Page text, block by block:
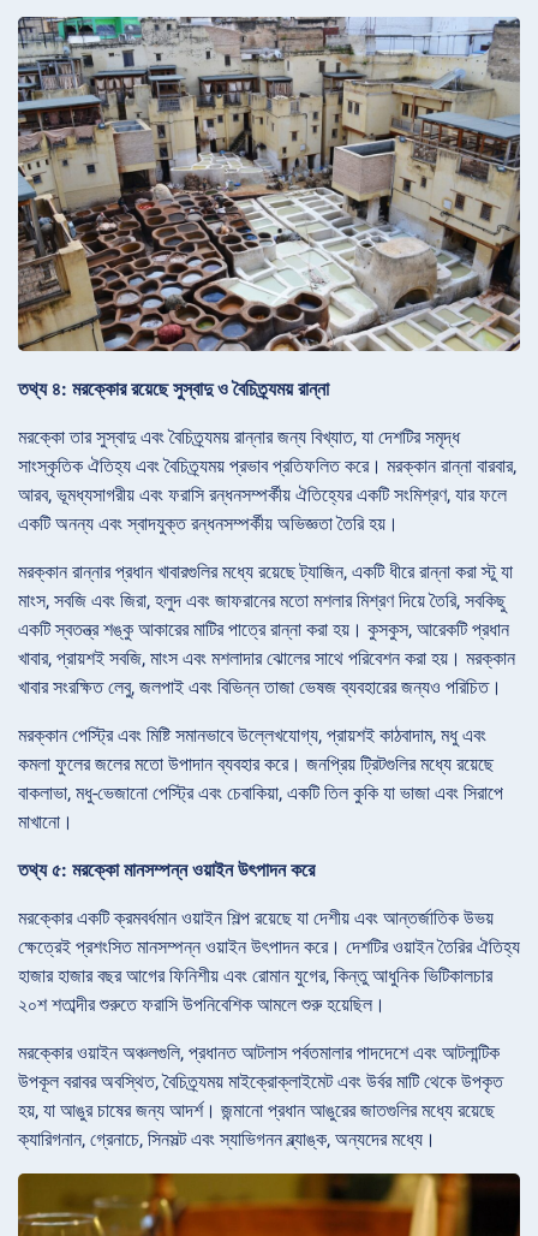
তথ্য ৪: মরক্কোর রয়েছে সুস্বাদু ও বৈচিত্র্যময় রান্না
মরক্কো তার সুস্বাদু এবং বৈচিত্র্যময় রান্নার জন্য বিখ্যাত, যা দেশটির সমৃদ্ধ
সাংস্কৃতিক ঐতিহ্য এবং বৈচিত্র্যময় প্রভাব প্রতিফলিত করে। মরক্কান রান্না বারবার,
আরব, ভূমধ্যসাগরীয় এবং ফরাসি রন্ধনসম্পর্কীয় ঐতিহ্যের একটি সংমিশ্রণ, যার ফলে
একটি অনন্য এবং স্বাদযুক্ত রন্ধনসম্পর্কীয় অভিজ্ঞতা তৈরি হয়।
মরক্কান রান্নার প্রধান খাবারগুলির মধ্যে রয়েছে ট্যাজিন, একটি ধীরে রান্না করা স্টু যা
মাংস, সবজি এবং জিরা, হলুদ এবং জাফরানের মতো মশলার মিশ্রণ দিয়ে তৈরি, সবকিছু
একটি স্বতন্ত্র শঙ্কু আকারের মাটির পাত্রে রান্না করা হয়। কুসকুস, আরেকটি প্রধান
খাবার, প্রায়শই সবজি, মাংস এবং মশলাদার ঝোলের সাথে পরিবেশন করা হয়। মরক্কান
খাবার সংরক্ষিত লেবু, জলপাই এবং বিভিন্ন তাজা ভেষজ ব্যবহারের জন্যও পরিচিত।
মরক্কান পেস্ট্রি এবং মিষ্টি সমানভাবে উল্লেখযোগ্য, প্রায়শই কাঠবাদাম, মধু এবং
কমলা ফুলের জলের মতো উপাদান ব্যবহার করে। জনপ্রিয় ট্রিটগুলির মধ্যে রয়েছে
বাকলাভা, মধু-ভেজানো পেস্ট্রি এবং চেবাকিয়া, একটি তিল কুকি যা ভাজা এবং সিরাপে
মাখানো।
তথ্য ৫: মরক্কো মানসম্পন্ন ওয়াইন উৎপাদন করে
মরক্কোর একটি ক্রমবর্ধমান ওয়াইন শিল্প রয়েছে যা দেশীয় এবং আন্তর্জাতিক উভয়
ক্ষেত্রেই প্রশংসিত মানসম্পন্ন ওয়াইন উৎপাদন করে। দেশটির ওয়াইন তৈরির ঐতিহ্য
হাজার হাজার বছর আগের ফিনিশীয় এবং রোমান যুগের, কিন্তু আধুনিক ভিটিকালচার
২০শ শতাব্দীর শুরুতে ফরাসি উপনিবেশিক আমলে শুরু হয়েছিল।
মরক্কোর ওয়াইন অঞ্চলগুলি, প্রধানত আটলাস পর্বতমালার পাদদেশে এবং আটলান্টিক
উপকূল বরাবর অবস্থিত, বৈচিত্র্যময় মাইক্রোক্লাইমেট এবং উর্বর মাটি থেকে উপকৃত
হয়, যা আঙুর চাষের জন্য আদর্শ। জন্মানো প্রধান আঙুরের জাতগুলির মধ্যে রয়েছে
ক্যারিগনান, গ্রেনাচে, সিনসল্ট এবং স্যাভিগনন ব্ল্যাঙ্ক, অন্যদের মধ্যে।